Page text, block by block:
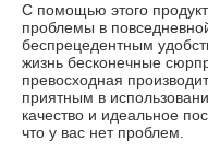
С помощью этого
проблемы в
беспрецедентным
жизнь бесконечные
превосходная
приятным в
качество и идеальное
что у вас нет проблем.